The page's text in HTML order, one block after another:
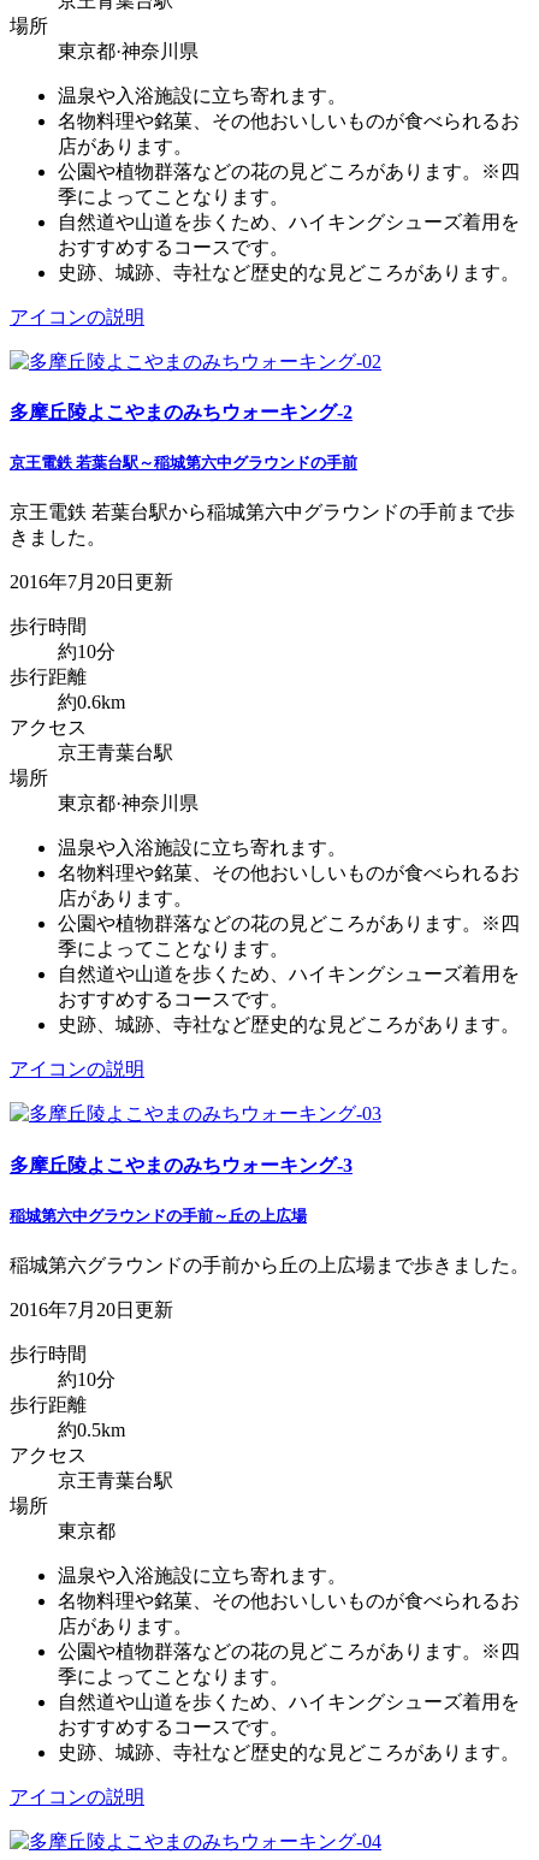
場所
東京都·神奈川県
温泉や入浴施設に立ち寄れます。
名物料理や銘菓、その他おいしいものが食べられるお
店があります。
公園や植物群落などの花の見どころがあります。※四
季によってことなります。
自然道や山道を歩くため、ハイキングシューズ着用を
おすすめするコースです。
史跡、城跡、寺社など歴史的な見どころがあります。
アイコンの説明
多摩丘陵よこやまのみちウォーキング-2
京王電鉄 若葉台駅～稲城第六中グラウンドの手前
京王電鉄 若葉台駅から稲城第六中グラウンドの手前まで歩
きました。
2016年7月20日更新
歩行時間
約10分
歩行距離
約0.6km
アクセス
京王青葉台駅
場所
東京都·神奈川県
温泉や入浴施設に立ち寄れます。
名物料理や銘菓、その他おいしいものが食べられるお
店があります。
公園や植物群落などの花の見どころがあります。※四
季によってことなります。
自然道や山道を歩くため、ハイキングシューズ着用を
おすすめするコースです。
史跡、城跡、寺社など歴史的な見どころがあります。
アイコンの説明
多摩丘陵よこやまのみちウォーキング-3
稲城第六中グラウンドの手前～丘の上広場
稲城第六グラウンドの手前から丘の上広場まで歩きました。
2016年7月20日更新
歩行時間
約10分
歩行距離
約0.5km
アクセス
京王青葉台駅
場所
東京都
温泉や入浴施設に立ち寄れます。
名物料理や銘菓、その他おいしいものが食べられるお
店があります。
公園や植物群落などの花の見どころがあります。※四
季によってことなります。
自然道や山道を歩くため、ハイキングシューズ着用を
おすすめするコースです。
史跡、城跡、寺社など歴史的な見どころがあります。
アイコンの説明